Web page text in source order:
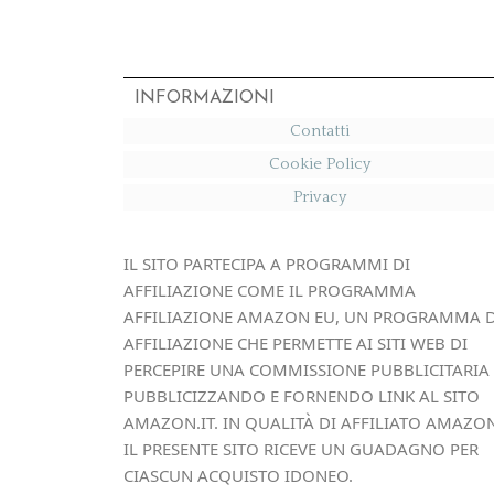
INFORMAZIONI
Contatti
Cookie Policy
Privacy
IL SITO PARTECIPA A PROGRAMMI DI
AFFILIAZIONE COME IL PROGRAMMA
AFFILIAZIONE AMAZON EU, UN PROGRAMMA
AFFILIAZIONE CHE PERMETTE AI SITI WEB DI
PERCEPIRE UNA COMMISSIONE PUBBLICITARIA
PUBBLICIZZANDO E FORNENDO LINK AL SITO
AMAZON.IT. IN QUALITÀ DI AFFILIATO
IL PRESENTE SITO RICEVE UN GUADAGNO PER
CIASCUN ACQUISTO IDONEO.